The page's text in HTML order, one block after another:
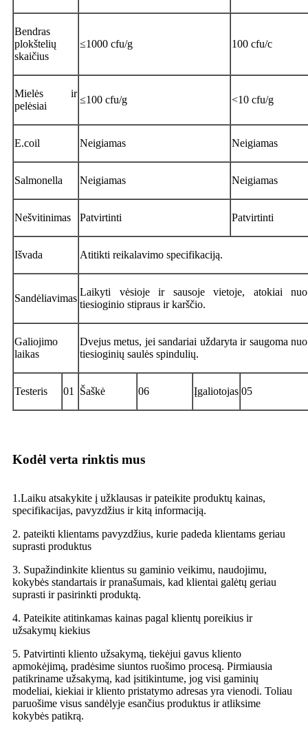
Bendras
plokštelių
skaičius
≤1000 cfu/g 100 cfu/c
Mielės ir
pelėsiai
≤100 cfu/g <10 cfu/g
E.coil Neigiamas Neigiamas
Salmonella Neigiamas Neigiamas
Nešvitinimas Patvirtinti Patvirtinti
Išvada Atitikti reikalavimo specifikaciją.
Sandėliavimas
Laikyti vėsioje ir sausoje vietoje, atokiai nuo
tiesioginio stipraus ir karščio.
Galiojimo
laikas
Dvejus metus, jei sandariai uždaryta ir saugoma nuo
tiesioginių saulės spindulių.
Testeris 01 Šaškė 06 Įgaliotojas 05
Kodėl verta rinktis mus
1.Laiku atsakykite į užklausas ir pateikite produktų kainas,
specifikacijas, pavyzdžius ir kitą informaciją.
2. pateikti klientams pavyzdžius, kurie padeda klientams geriau
suprasti produktus
3. Supažindinkite klientus su gaminio veikimu, naudojimu,
kokybės standartais ir pranašumais, kad klientai galėtų geriau
suprasti ir pasirinkti produktą.
4. Pateikite atitinkamas kainas pagal klientų poreikius ir
užsakymų kiekius
5. Patvirtinti kliento užsakymą, tiekėjui gavus kliento
apmokėjimą, pradėsime siuntos ruošimo procesą. Pirmiausia
patikriname užsakymą, kad įsitikintume, jog visi gaminių
modeliai, kiekiai ir kliento pristatymo adresas yra vienodi. Toliau
paruošime visus sandėlyje esančius produktus ir atliksime
kokybės patikrą.